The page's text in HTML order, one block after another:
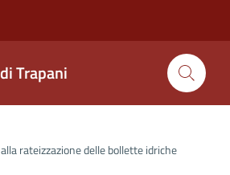
Trapani
rateizzazione delle bollette idriche